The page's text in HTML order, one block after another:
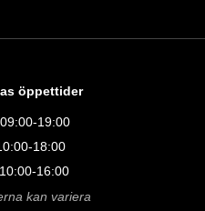
öppettider
19:00
18:00
16:00
kan variera